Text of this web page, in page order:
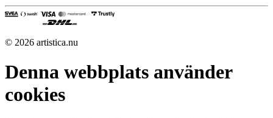
© 2026 artistica.nu
Denna webbplats använder
cookies